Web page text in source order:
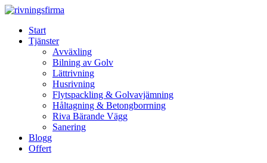
Skip
contentStart
Tjänster
Avväxling
Bilning av Golv
Lättrivning
Husrivning
Flytspackling & Golvavjämning
Håltagning & Betongborrning
Riva Bärande Vägg
Sanering
Blogg
Offert